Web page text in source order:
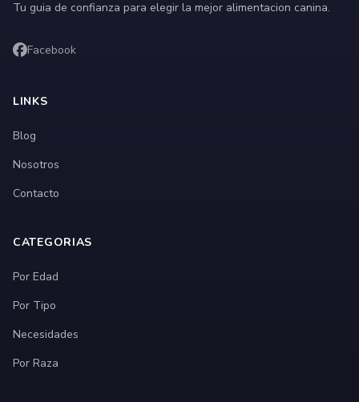
Tu guia de confianza para elegir la mejor alimentacion canina.
Facebook
LINKS
Blog
Nosotros
Contacto
CATEGORIAS
Por Edad
Por Tipo
Necesidades
Por Raza